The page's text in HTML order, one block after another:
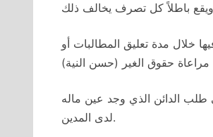
خلال مدة تعليق المطالبات أو
طلب الدائن الذي وجد عين ماله
لدى المدين.